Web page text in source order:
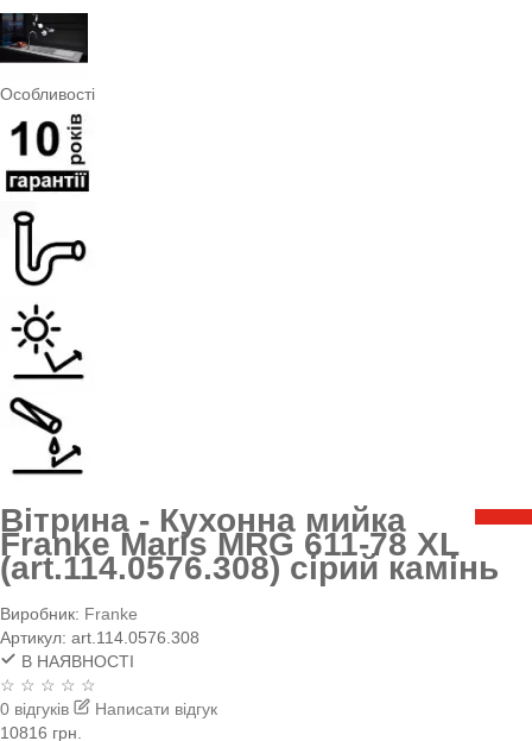
Особливості
Вітрина - Кухонна мийка
Franke Maris MRG 611-78 XL
(art.114.0576.308) сірий камінь
Виробник: Franke
Артикул: art.114.0576.308
В НАЯВНОСТІ
☆ ☆ ☆ ☆ ☆
0 відгуків
Написати відгук
10816 грн.